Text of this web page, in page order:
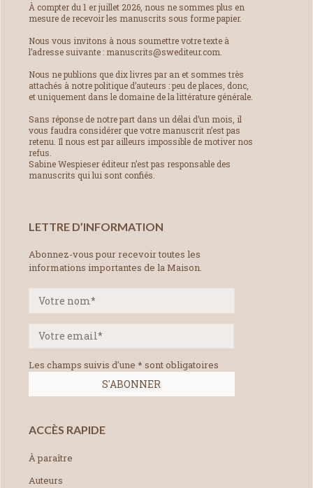
À compter du 1 er juillet 2026, nous ne sommes plus en
mesure de recevoir les manuscrits sous forme papier.
Nous vous invitons à nous soumettre votre texte à
l’adresse suivante : manuscrits@swediteur.com.
Nous ne publions que dix livres par an et sommes très
attachés à notre politique d’auteurs : peu de places, donc,
et uniquement dans le domaine de la littérature générale.
Sans réponse de notre part dans un délai d’un mois, il
vous faudra considérer que votre manuscrit n’est pas
retenu. Il nous est par ailleurs impossible de motiver nos
refus.
Sabine Wespieser éditeur n’est pas responsable des
manuscrits qui lui sont confiés.
LETTRE D’INFORMATION
Abonnez-vous pour recevoir toutes les
informations importantes de la Maison.
Les champs suivis d'une * sont obligatoires
ACCÈS RAPIDE
À paraître
Auteurs